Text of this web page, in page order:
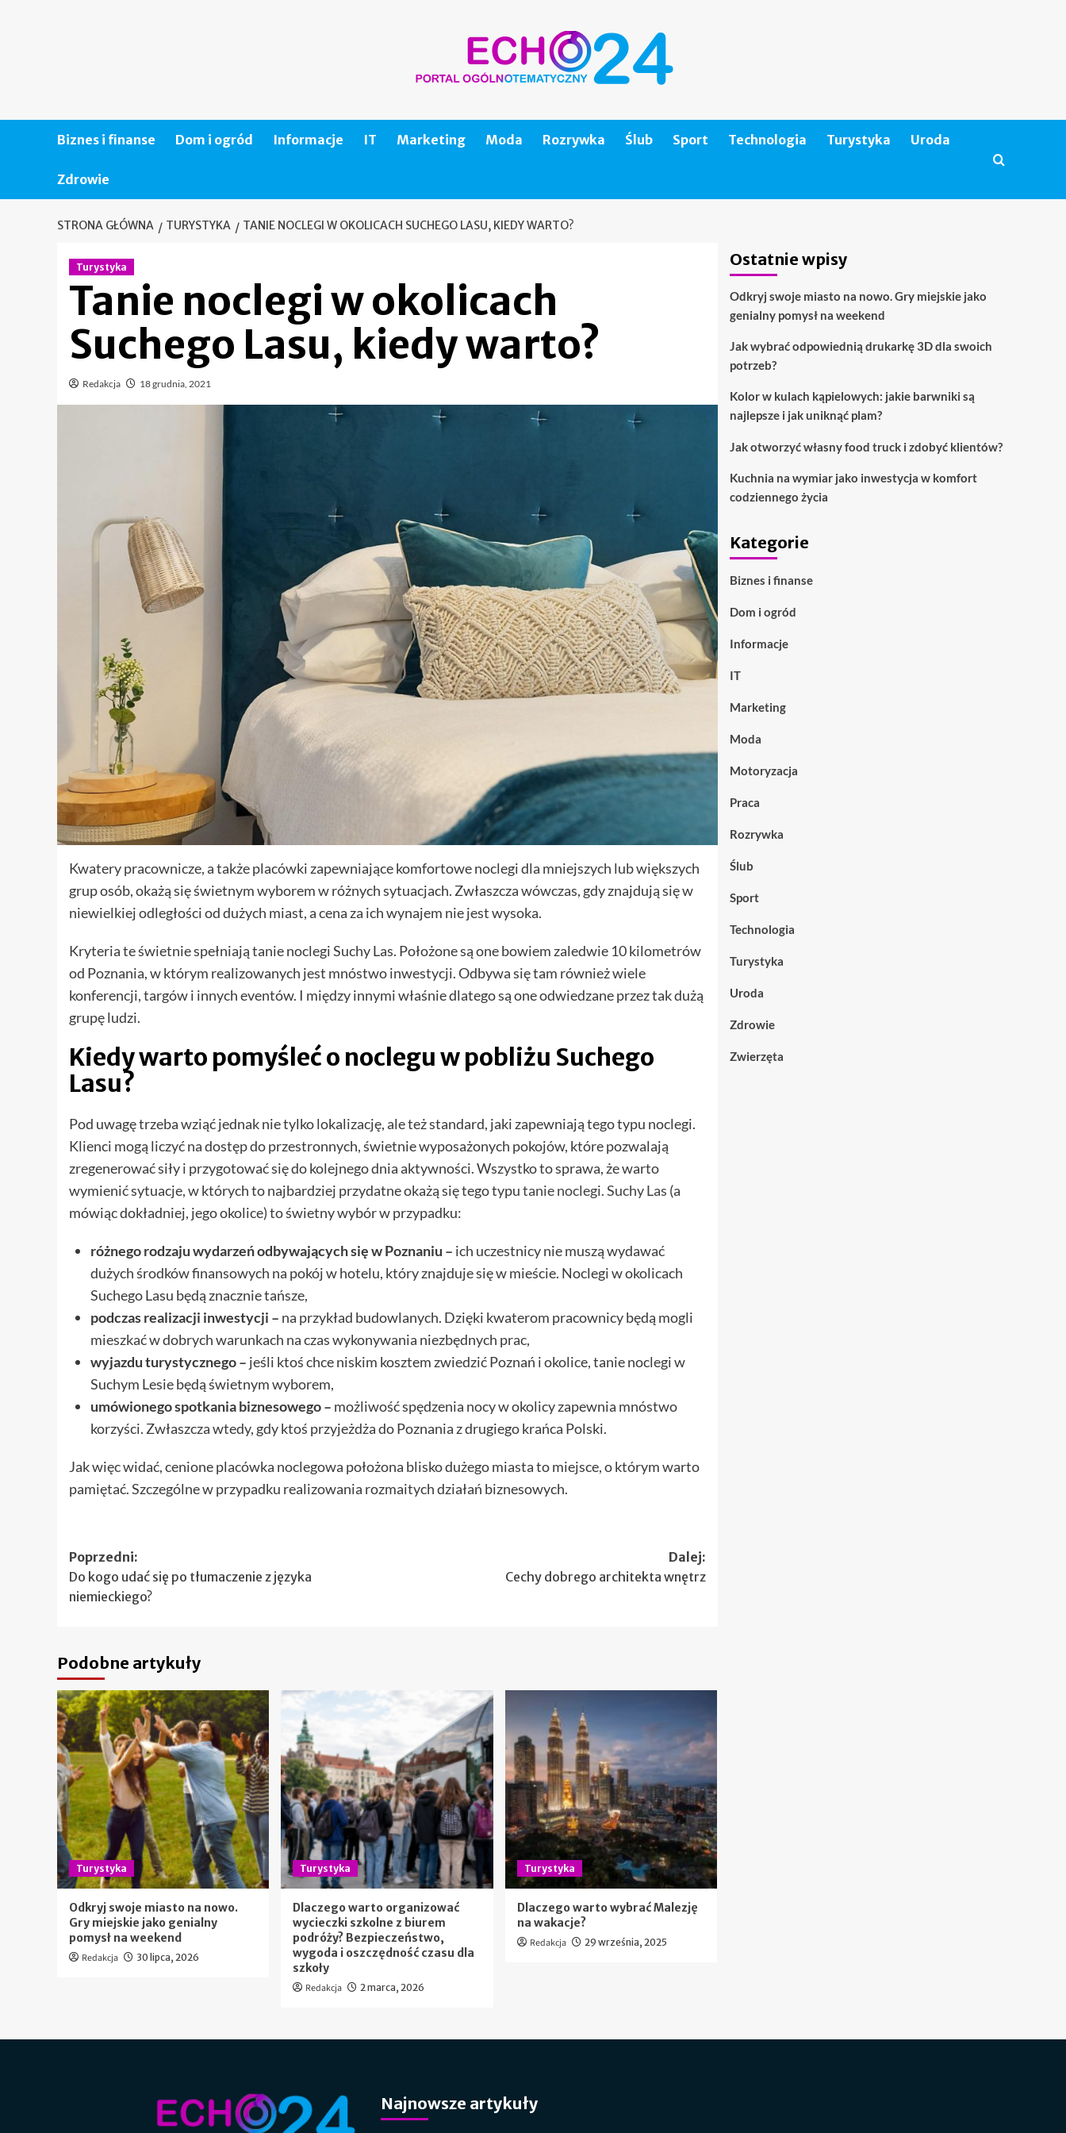
Biznes i finanse Dom i ogród Informacje IT Marketing Moda Rozrywka Ślub Sport Technologia Turystyka Uroda
Zdrowie
STRONA GŁÓWNA TURYSTYKA TANIE NOCLEGI W OKOLICACH SUCHEGO LASU, KIEDY WARTO?
Turystyka
Tanie noclegi w okolicach
Suchego Lasu, kiedy warto?
Redakcja 18 grudnia, 2021
Kwatery pracownicze, a także placówki zapewniające komfortowe noclegi dla mniejszych lub większych
grup osób, okażą się świetnym wyborem w różnych sytuacjach. Zwłaszcza wówczas, gdy znajdują się w
niewielkiej odległości od dużych miast, a cena za ich wynajem nie jest wysoka.
Kryteria te świetnie spełniają tanie noclegi Suchy Las. Położone są one bowiem zaledwie 10 kilometrów
od Poznania, w którym realizowanych jest mnóstwo inwestycji. Odbywa się tam również wiele
konferencji, targów i innych eventów. I między innymi właśnie dlatego są one odwiedzane przez tak dużą
grupę ludzi.
Kiedy warto pomyśleć o noclegu w pobliżu Suchego
Lasu?
Pod uwagę trzeba wziąć jednak nie tylko lokalizację, ale też standard, jaki zapewniają tego typu noclegi.
Klienci mogą liczyć na dostęp do przestronnych, świetnie wyposażonych pokojów, które pozwalają
zregenerować siły i przygotować się do kolejnego dnia aktywności. Wszystko to sprawa, że warto
wymienić sytuacje, w których to najbardziej przydatne okażą się tego typutanie noclegi. Suchy Las (a
mówiąc dokładniej, jego okolice) to świetny wybór w przypadku:
różnego rodzaju wydarzeń odbywających się w Poznaniu – ich uczestnicy nie muszą wydawać
dużych środków finansowych na pokój w hotelu, który znajduje się w mieście. Noclegi w okolicach
Suchego Lasu będą znacznie tańsze,
podczas realizacji inwestycji – na przykład budowlanych. Dzięki kwaterom pracownicy będą mogli
mieszkać w dobrych warunkach na czas wykonywania niezbędnych prac,
wyjazdu turystycznego – jeśli ktoś chce niskim kosztem zwiedzić Poznań i okolice, tanie noclegi w
Suchym Lesie będą świetnym wyborem,
umówionego spotkania biznesowego – możliwość spędzenia nocy w okolicy zapewnia mnóstwo
korzyści. Zwłaszcza wtedy, gdy ktoś przyjeżdża do Poznania z drugiego krańca Polski.
Jak więc widać, cenione placówka noclegowa położona blisko dużego miasta to miejsce, o którym warto
pamiętać. Szczególne w przypadku realizowania rozmaitych działań biznesowych.
Zobacz
wpisy
Poprzedni:
Do kogo udać się po tłumaczenie z języka
niemieckiego?
Dalej:
Cechy dobrego architekta wnętrz
Podobne artykuły
Turystyka
Odkryj swoje miasto na nowo.
Gry miejskie jako genialny
pomysł na weekend
Redakcja 30 lipca, 2026
Turystyka
Dlaczego warto organizować
wycieczki szkolne z biurem
podróży? Bezpieczeństwo,
wygoda i oszczędność czasu dla
szkoły
Redakcja 2 marca, 2026
Turystyka
Dlaczego warto wybrać Malezję
na wakacje?
Redakcja 29 września, 2025
Ostatnie wpisy
Odkryj swoje miasto na nowo. Gry miejskie jako
genialny pomysł na weekend
Jak wybrać odpowiednią drukarkę 3D dla swoich
potrzeb?
Kolor w kulach kąpielowych: jakie barwniki są
najlepsze i jak uniknąć plam?
Jak otworzyć własny food truck i zdobyć klientów?
Kuchnia na wymiar jako inwestycja w komfort
codziennego życia
Kategorie
Biznes i finanse
Dom i ogród
Informacje
IT
Marketing
Moda
Motoryzacja
Praca
Rozrywka
Ślub
Sport
Technologia
Turystyka
Uroda
Zdrowie
Zwierzęta
Najnowsze artykuły